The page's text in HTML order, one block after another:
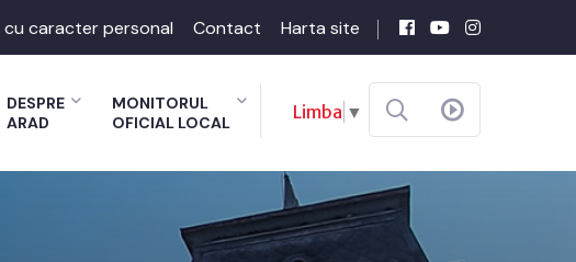
caracter personal Contact Harta site
DESPRE
ARAD
MONITORUL
OFICIAL LOCAL
Limba ▼